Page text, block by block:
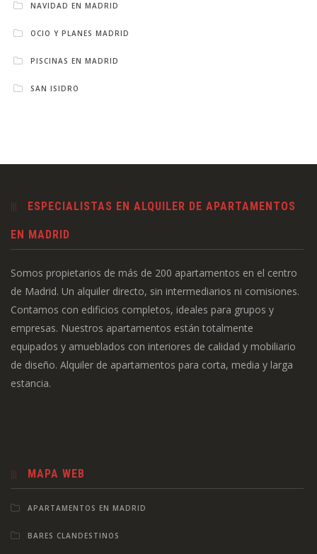
NAVIDAD EN MADRID
OCIO Y PLANES MADRID
PISCINAS EN MADRID
SAN ISIDRO
ESPECIALISTAS EN ALQUILER DE APARTAMENTOS
EN MADRID
Somos propietarios de más de 200 apartamentos en el centro
de Madrid. Un alquiler directo, sin intermediarios ni comisiones.
Contamos con edificios completos, ideales para grupos y
empresas. Nuestros apartamentos están totalmente
equipados y amueblados con interiores de calidad y mobiliario
de diseño. Alquiler de apartamentos para corta, media y larga
estancia.
MAPA WEB
APARTAMENTOS EN MADRID
BARES CLANDESTINOS